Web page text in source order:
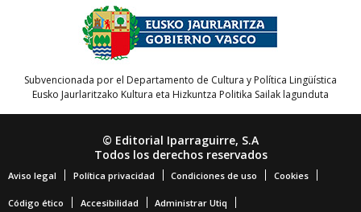
Subvencionada por el Departamento de Cultura y Política Lingüística
Eusko Jaurlaritzako Kultura eta Hizkuntza Politika Sailak lagunduta
© Editorial Iparraguirre, S.A
Todos los derechos reservados
Aviso legal Política privacidad Condiciones de uso Cookies
Código ético Accesibilidad Administrar Utiq